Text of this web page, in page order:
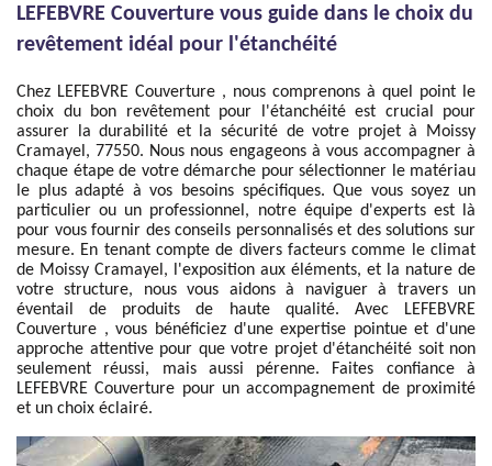
LEFEBVRE Couverture vous guide dans le choix du
revêtement idéal pour l'étanchéité
Chez LEFEBVRE Couverture , nous comprenons à quel point le
choix du bon revêtement pour l'étanchéité est crucial pour
assurer la durabilité et la sécurité de votre projet à Moissy
Cramayel, 77550. Nous nous engageons à vous accompagner à
chaque étape de votre démarche pour sélectionner le matériau
le plus adapté à vos besoins spécifiques. Que vous soyez un
particulier ou un professionnel, notre équipe d'experts est là
pour vous fournir des conseils personnalisés et des solutions sur
mesure. En tenant compte de divers facteurs comme le climat
de Moissy Cramayel, l'exposition aux éléments, et la nature de
votre structure, nous vous aidons à naviguer à travers un
éventail de produits de haute qualité. Avec LEFEBVRE
Couverture , vous bénéficiez d'une expertise pointue et d'une
approche attentive pour que votre projet d'étanchéité soit non
seulement réussi, mais aussi pérenne. Faites confiance à
LEFEBVRE Couverture pour un accompagnement de proximité
et un choix éclairé.